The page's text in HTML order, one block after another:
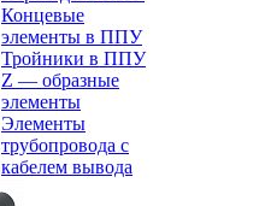
Концевые
элементы в ППУ
Тройники в ППУ
Z — образные
элементы
Элементы
трубопровода с
кабелем вывода